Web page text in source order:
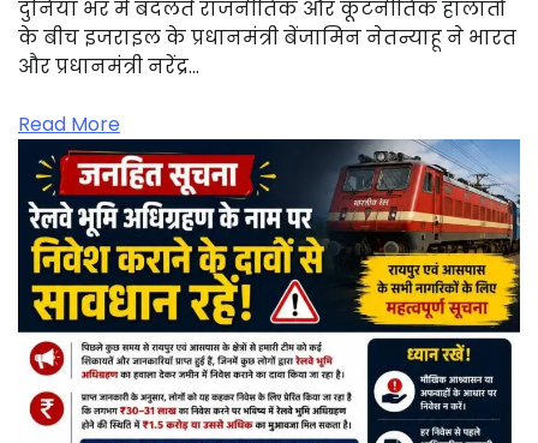
दुनिया भर में बदलते राजनीतिक और कूटनीतिक हालातों
के बीच इजराइल के प्रधानमंत्री बेंजामिन नेतन्याहू ने भारत
और प्रधानमंत्री नरेंद्र…
Read More